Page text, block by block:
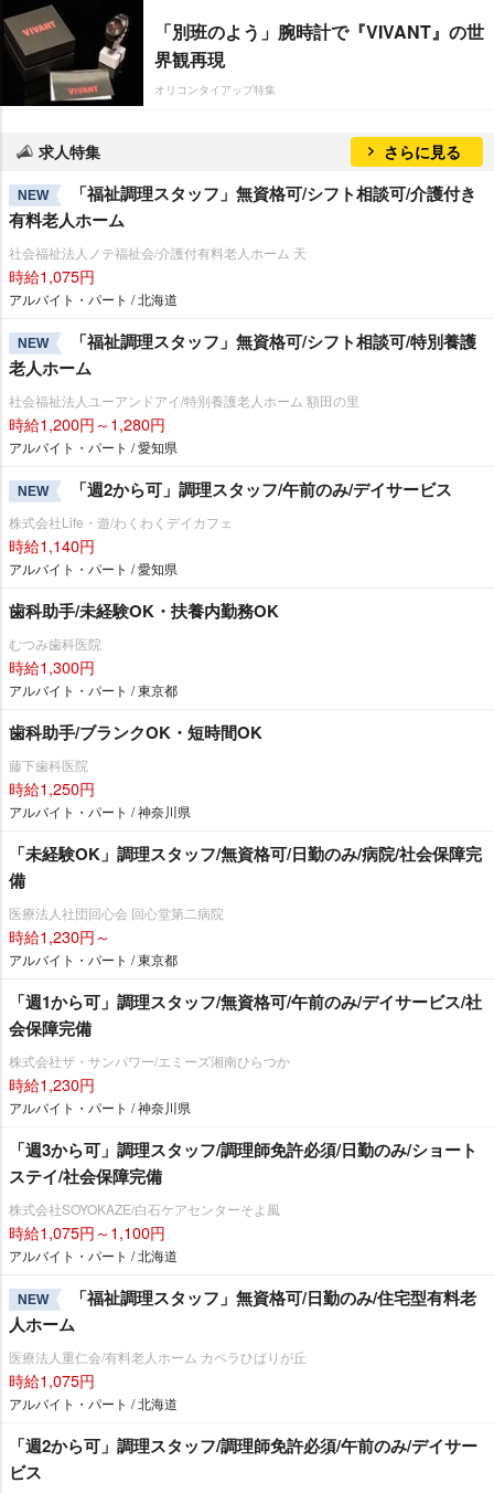
「別班のよう」腕時計で『VIVANT』の世
界観再現
オリコンタイアップ特集
求人特集 さらに見る
NEW
「福祉調理スタッフ」無資格可/シフト相談可/介護付き
有料老人ホーム
社会福祉法人ノテ福祉会/介護付有料老人ホーム 天
時給1,075円
アルバイト・パート / 北海道
NEW
「福祉調理スタッフ」無資格可/シフト相談可/特別養護
老人ホーム
社会福祉法人ユーアンドアイ/特別養護老人ホーム 額田の里
時給1,200円～1,280円
アルバイト・パート / 愛知県
NEW 「週2から可」調理スタッフ/午前のみ/デイサービス
株式会社Life・遊/わくわくデイカフェ
時給1,140円
アルバイト・パート / 愛知県
歯科助手/未経験OK・扶養内勤務OK
むつみ歯科医院
時給1,300円
アルバイト・パート / 東京都
歯科助手/ブランクOK・短時間OK
藤下歯科医院
時給1,250円
アルバイト・パート / 神奈川県
「未経験OK」調理スタッフ/無資格可/日勤のみ/病院/社会保障完
備
医療法人社団回心会 回心堂第二病院
時給1,230円～
アルバイト・パート / 東京都
「週1から可」調理スタッフ/無資格可/午前のみ/デイサービス/社
会保障完備
株式会社ザ・サンパワー/エミーズ湘南ひらつか
時給1,230円
アルバイト・パート / 神奈川県
「週3から可」調理スタッフ/調理師免許必須/日勤のみ/ショート
ステイ/社会保障完備
株式会社SOYOKAZE/白石ケアセンターそよ風
時給1,075円～1,100円
アルバイト・パート / 北海道
NEW
「福祉調理スタッフ」無資格可/日勤のみ/住宅型有料老
人ホーム
医療法人重仁会/有料老人ホーム カペラひばりが丘
時給1,075円
アルバイト・パート / 北海道
「週2から可」調理スタッフ/調理師免許必須/午前のみ/デイサー
ビス